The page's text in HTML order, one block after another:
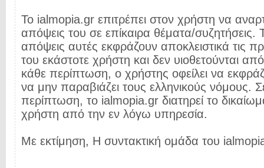
Το ialmopia.gr επιτρέπει στον χρήστη να
απόψεις του σε επίκαιρα θέματα/συζητήσεις.
απόψεις αυτές εκφράζουν αποκλειστικά τις
του εκάστοτε χρήστη και δεν υιοθετούνται
κάθε περίπτωση, ο χρήστης οφείλει να
να μην παραβιάζει τους ελληνικούς νόμους.
περίπτωση, το ialmopia.gr διατηρεί το
χρήστη από την εν λόγω υπηρεσία.
Με εκτίμηση, Η συντακτική ομάδα του